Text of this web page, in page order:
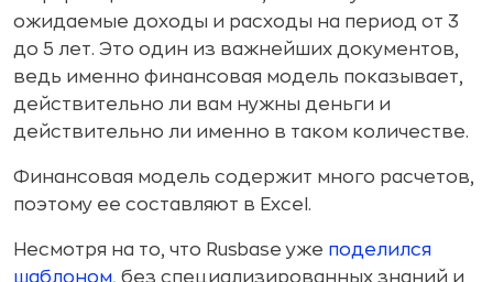
ожидаемые доходы и расходы на период от 3
до 5 лет. Это один из важнейших документов,
ведь именно финансовая модель показывает,
действительно ли вам нужны деньги и
действительно ли именно в таком количестве.
Финансовая модель содержит много расчетов,
поэтому ее составляют в Excel.
Несмотря на то, что Rusbase уже поделился
шаблоном, без специализированных знаний и